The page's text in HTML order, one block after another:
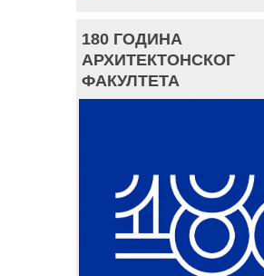
180 ГОДИНА
АРХИТЕКТОНСКОГ
ФАКУЛТЕТА